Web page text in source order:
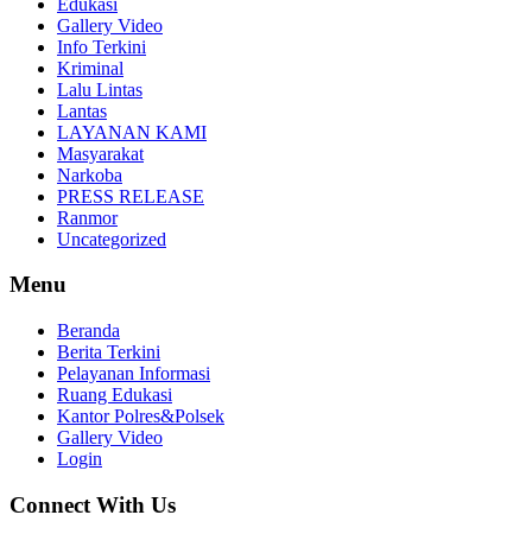
Gallery Video
Info Terkini
Kriminal
Lalu Lintas
Lantas
LAYANAN KAMI
Masyarakat
Narkoba
PRESS RELEASE
Ranmor
Uncategorized
Menu
Beranda
Berita Terkini
Pelayanan Informasi
Ruang Edukasi
Kantor Polres&Polsek
Gallery Video
Login
Connect With Us